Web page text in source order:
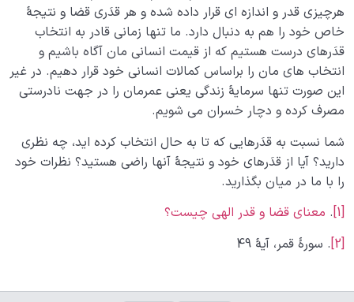
هرچیزی قدر و اندازه ای قرار داده شده و هر قدَری قضا و نتیجۀ
خاص خود را هم به دنبال دارد. ما تنها زمانی قادر به انتخاب
قدَرهای درست هستیم که از قیمت انسانی مان آگاه باشیم و
انتخاب های مان را براساس کمالات انسانی خود قرار دهیم. در غیر
این صورت تنها سرمایۀ زندگی یعنی عمرمان را در جهت نادرستی
مصرف کرده و دچار خسران می شویم.
شما نسبت به قدَرهایی که تا به حال انتخاب کرده اید، چه نظری
دارید؟ آیا از قدَرهای خود و نتیجۀ آنها راضی هستید؟ نظرات خود
را با ما در میان بگذارید.
[1]
. معنای قضا و قدر الهی چیست؟
[2]
. سورۀ قمر، آیۀ 49